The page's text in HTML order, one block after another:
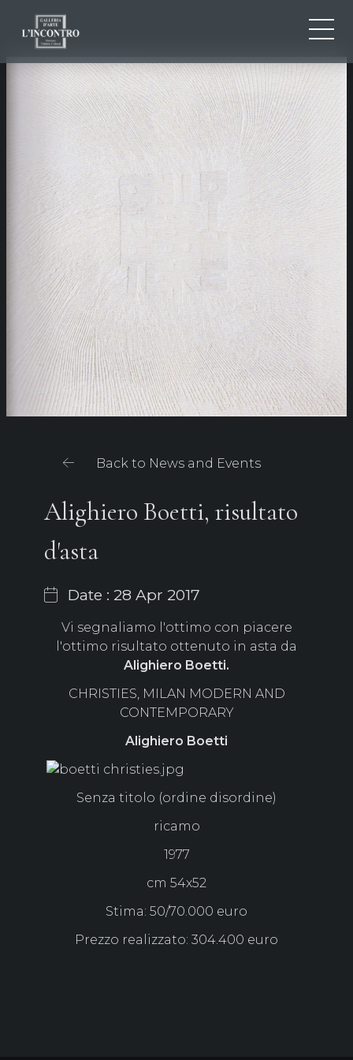
EN
FR
ABOUT US
NEWS AND EVENTS
ARTISTS AND WORKS
CONTACTS
Back to News and Events
Alighiero Boetti, risultato
d'asta
Date : 28 Apr 2017
Vi segnaliamo l'ottimo con piacere
l'ottimo risultato ottenuto in asta da
Alighiero Boetti.
CHRISTIES, MILAN MODERN AND
CONTEMPORARY
Alighiero Boetti
Senza titolo (ordine disordine)
ricamo
1977
cm 54x52
Stima: 50/70.000 euro
Prezzo realizzato: 304.400 euro